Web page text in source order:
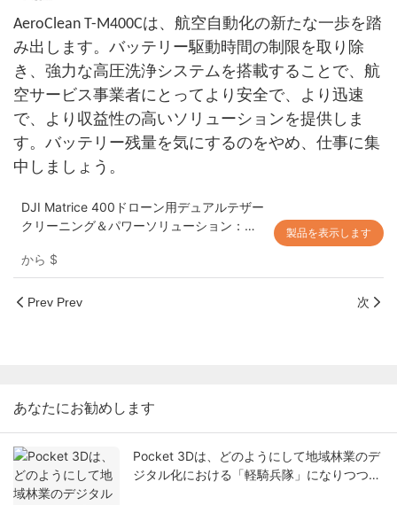
AeroClean T-M400Cは、航空自動化の新たな一歩を踏
み出します。バッテリー駆動時間の制限を取り除
き、強力な高圧洗浄システムを搭載することで、航
空サービス事業者にとってより安全で、より迅速
で、より収益性の高いソリューションを提供しま
す。バッテリー残量を気にするのをやめ、仕事に集
中しましょう。
DJI Matrice 400ドローン用デュアルテザー
クリーニング＆パワーソリューション：無
AeroClean T-M400C
から $
製品を表示します
Prev Prev 次
あなたにお勧めします
Pocket 3Dは、どのようにして地域林業のデ
ジタル化における「軽騎兵隊」になりつつあ